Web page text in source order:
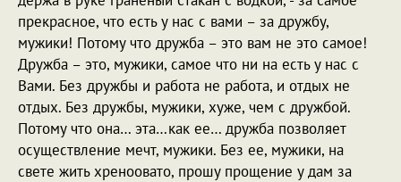
прекрасное, что есть у нас с вами – за дружбу,
мужики! Потому что дружба – это вам не это самое!
Дружба – это, мужики, самое что ни на есть у нас с
Вами. Без дружбы и работа не работа, и отдых не
отдых. Без дружбы, мужики, хуже, чем с дружбой.
Потому что она… эта…как ее… дружба позволяет
осуществление мечт, мужики. Без ее, мужики, на
свете жить хреноовато, прошу прощение у дам за